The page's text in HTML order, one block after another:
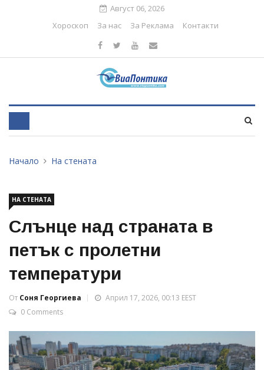
Август 06, 2026
Хороскоп
За нас За Реклама Контакти
Начало На стената
НА СТЕНАТА
Слънце над страната в
петък с пролетни
температури
От Соня Георгиева
Април 17, 2026, 00:13 EEST
0 Comments